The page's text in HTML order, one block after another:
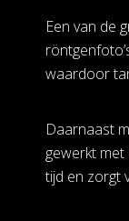
Een van de
waardoor
Daarnaast
gewerkt
tijd en zorgt